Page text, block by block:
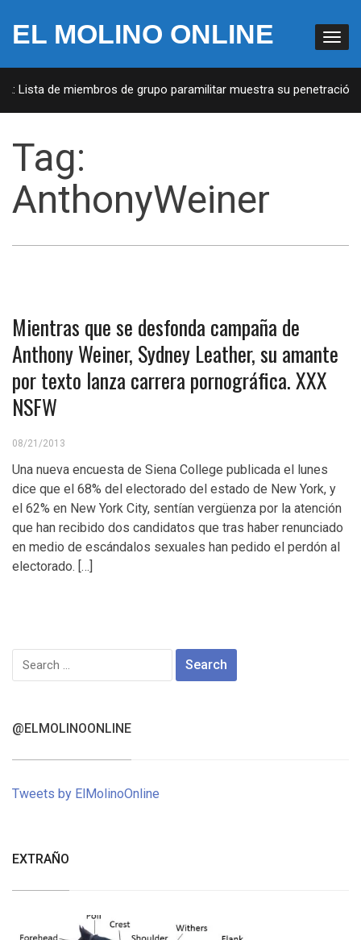
EL MOLINO ONLINE
Lista de miembros de grupo paramilitar muestra su penetración
Tag:
AnthonyWeiner
Mientras que se desfonda campaña de
Anthony Weiner, Sydney Leather, su amante
por texto lanza carrera pornográfica. XXX
NSFW
08/21/2013
Una nueva encuesta de Siena College publicada el lunes
dice que el 68% del electorado del estado de New York, y
el 62% en New York City, sentían vergüenza por la atención
que han recibido dos candidatos que tras haber renunciado
en medio de escándalos sexuales han pedido el perdón al
electorado. […]
Search
for:
@ELMOLINOONLINE
Tweets by ElMolinoOnline
EXTRAÑO